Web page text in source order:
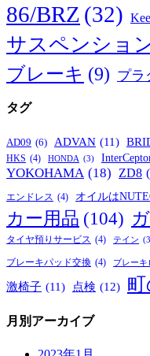
86/BRZ (32)
サスペンショ
ブレーキ (9) プラ
タグ
AD09 (6) ADVAN (11)
HKS (4) HONDA (3)
YOKOHAMA (18) ZD8
エンドレス (4) オイルは
カー用品 (104)
タイヤ預りサービス (4) テイン
ブレーキパッド交換 (4) ブレーキ
激椅子 (11) 点検 (12)
月別アーカイブ